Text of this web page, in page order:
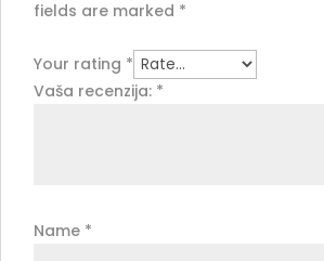
fields are marked *
Your rating *
Vaša recenzija: *
Name *